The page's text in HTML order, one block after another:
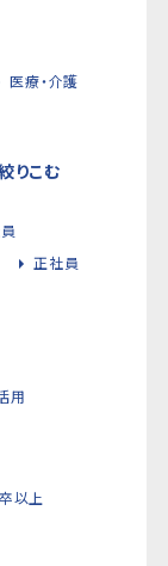
医療・介護
りこむ
正社員
用
以上